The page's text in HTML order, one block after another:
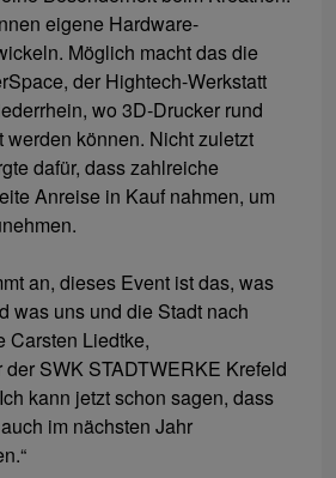
eigene Hardware-
Möglich macht das die
der Hightech-Werkstatt
wo 3D-Drucker rund
werden können. Nicht zuletzt
dafür, dass zahlreiche
Anreise in Kauf nahmen, um
an, dieses Event ist das, was
was uns und die Stadt nach
Carsten Liedtke,
SWK STADTWERKE Krefeld
kann jetzt schon sagen, dass
im nächsten Jahr